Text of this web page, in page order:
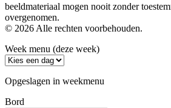
beeldmateriaal mogen nooit zonder
overgenomen.
© 2026 Alle rechten voorbehouden.
Week menu (deze week)
Opgeslagen in weekmenu
Bord